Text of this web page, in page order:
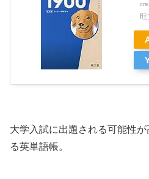
大学入試に出題される可能性
る英単語帳。